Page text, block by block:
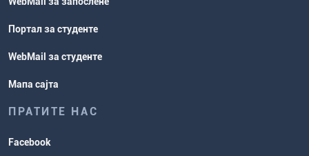
Портал за студенте
WebMail за студенте
Мапа сајта
ПРАТИТЕ НАС
Facebook